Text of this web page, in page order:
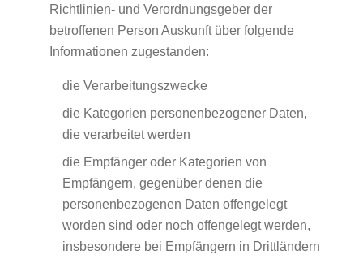
Richtlinien- und Verordnungsgeber der
betroffenen Person Auskunft über folgende
Informationen zugestanden:
die Verarbeitungszwecke
die Kategorien personenbezogener Daten,
die verarbeitet werden
die Empfänger oder Kategorien von
Empfängern, gegenüber denen die
personenbezogenen Daten offengelegt
worden sind oder noch offengelegt werden,
insbesondere bei Empfängern in Drittländern